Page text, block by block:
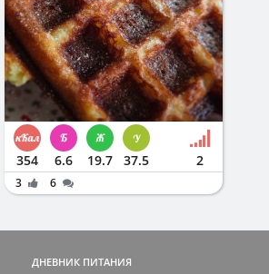
354 6.6 19.7 37.5 2
3 6
ДНЕВНИК ПИТАНИЯ